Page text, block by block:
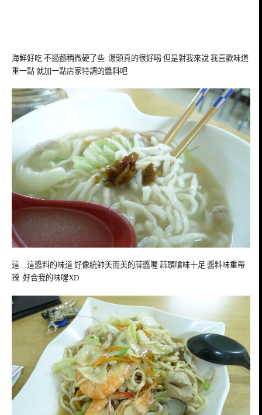
海鮮好吃 不過麵稍微硬了些 湯頭真的很好喝 但是對我來說 我喜歡味道
重一點 就加一點店家特調的醬料吧
這…這醬料的味道 好像統帥美而美的蒜醬喔 蒜頭嗆味十足 醬料味重帶
辣 好合我的味喔XD